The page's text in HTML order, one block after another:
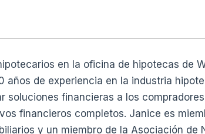
en la oficina de hipotecas de
años de experiencia en la industria
soluciones financieras a los
financieros completos. Janice es
y un miembro de la Asociación de